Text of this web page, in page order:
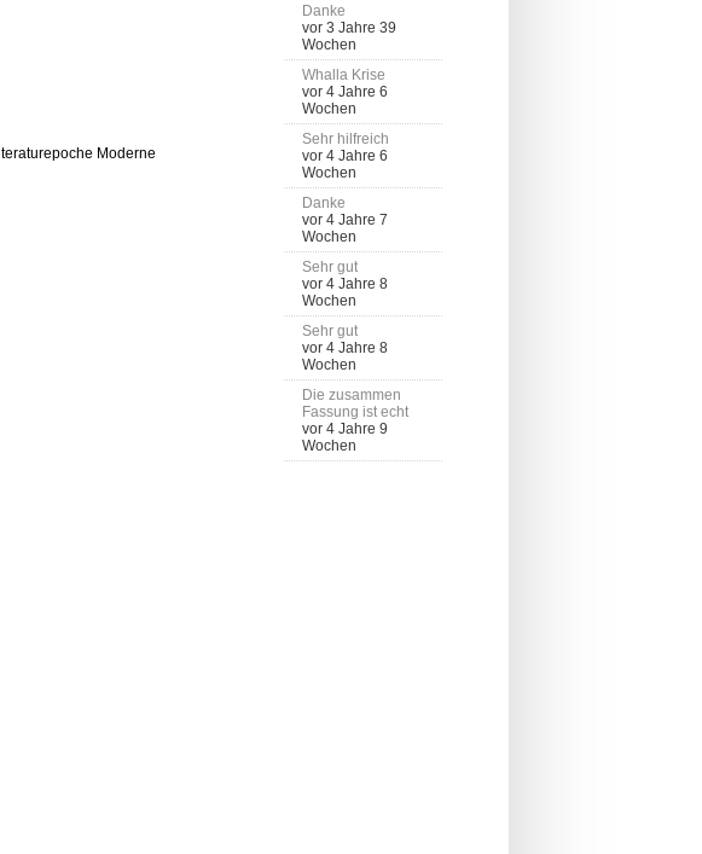
Moderne
Danke
vor 3 Jahre 39
Wochen
Whalla Krise
vor 4 Jahre 6
Wochen
Sehr hilfreich
vor 4 Jahre 6
Wochen
Danke
vor 4 Jahre 7
Wochen
Sehr gut
vor 4 Jahre 8
Wochen
Sehr gut
vor 4 Jahre 8
Wochen
Die zusammen
Fassung ist echt
vor 4 Jahre 9
Wochen